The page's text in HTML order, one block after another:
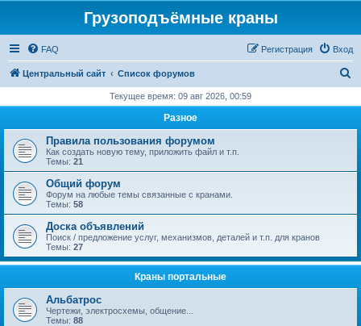
Грузоподъёмные краны
FAQ Вход
Регистрация
Центральный сайт Список форумов
с
Текущее время: 09 авг 2026, 00:59
Разное
Правила пользования форумом
Как создать новую тему, приложить файл и т.п.
Темы: 21
Общий форум
Форум на любые темы связанные с кранами.
Темы: 58
Доска объявлений
Поиск / предложение услуг, механизмов, деталей и т.п. для кранов
Темы: 27
Краны портальные
Альбатрос
Чертежи, электросхемы, общение...
Темы: 88